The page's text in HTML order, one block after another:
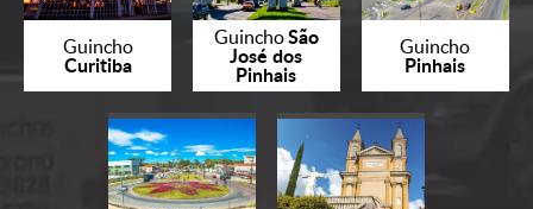
Guincho
Curitiba
GuinchoSão
José dos
Pinhais
Guincho
Pinhais